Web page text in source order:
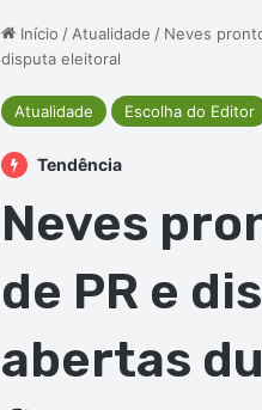
Início / Atualidade / Neves
disputa eleitoral
Atualidade Escolha do Editor
Tendência
Neves
de PR e
abertas